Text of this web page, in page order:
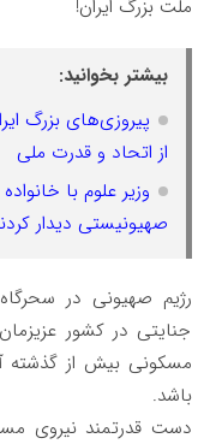
ملت بزرگ ایران!
بیشتر بخوانید:
پیروزی‌های بزرگ
از اتحاد و قدرت ملی
وزیر علوم با
صهیونیستی دیدار
رژیم صهیونی در
جنایتی در کشور
مسکونی بیش از گذشته
باشد.
دست قدرتمند نیروی